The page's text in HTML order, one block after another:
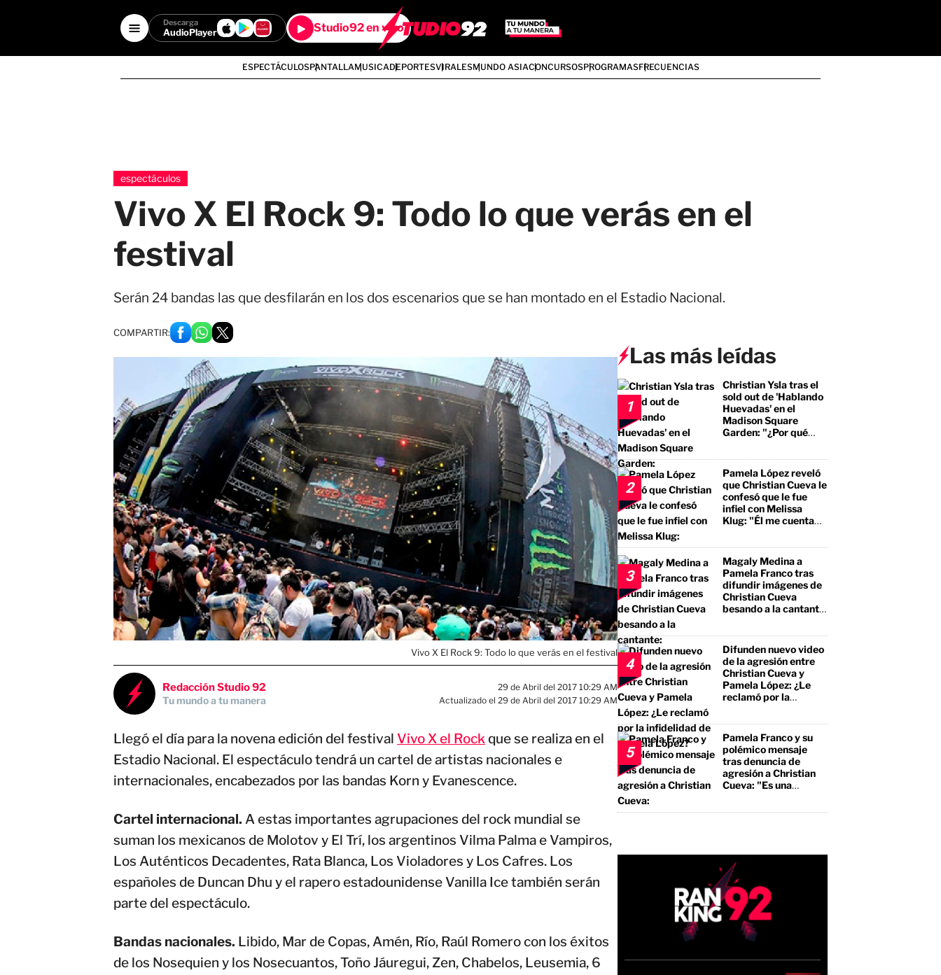
Descarga
AudioPlayer Studio92 en vivo
ESPECTÁCULOSPANTALLAMUSICADEPORTESVIRALESMUNDO ASIACONCURSOSPROGRAMASFRECUENCIAS
espectáculos
Vivo X El Rock 9: Todo lo que verás en el
festival
Serán 24 bandas las que desfilarán en los dos escenarios que se han montado en el Estadio Nacional.
COMPARTIR:
Vivo X El Rock 9: Todo lo que verás en el festival
Redacción Studio 92
Tu mundo a tu manera
29 de Abril del 2017 10:29 AM
Actualizado el 29 de Abril del 2017 10:29 AM
Llegó el día para la novena edición del festival Vivo X el Rockque se realiza en el
Estadio Nacional. El espectáculo tendrá un cartel de artistas nacionales e
internacionales, encabezados por las bandas Korn y Evanescence.
Cartel internacional. A estas importantes agrupaciones del rock mundial se
suman los mexicanos de Molotov y El Trí, los argentinos Vilma Palma e Vampiros,
Los Auténticos Decadentes, Rata Blanca, Los Violadores y Los Cafres. Los
españoles de Duncan Dhu y el rapero estadounidense Vanilla Ice también serán
parte del espectáculo.
Bandas nacionales. Libido, Mar de Copas, Amén, Río, Raúl Romero con los éxitos
de los Nosequien y los Nosecuantos, Toño Jáuregui, Zen, Chabelos, Leusemia, 6
Las más leídas
1
Christian Ysla tras el
sold out de 'Hablando
Huevadas' en el
Madison Square
Garden: "¿Por qué
2
Pamela López reveló
que Christian Cueva le
confesó que le fue
infiel con Melissa
Klug: "Él me cuenta
3
Magaly Medina a
Pamela Franco tras
difundir imágenes de
Christian Cueva
besando a la cantante:
a un borracho, a un
pegalón"
4
Difunden nuevo video
de la agresión entre
Christian Cueva y
Pamela López: ¿Le
reclamó por la
5
Pamela Franco y su
polémico mensaje
tras denuncia de
agresión a Christian
Cueva: "Es una